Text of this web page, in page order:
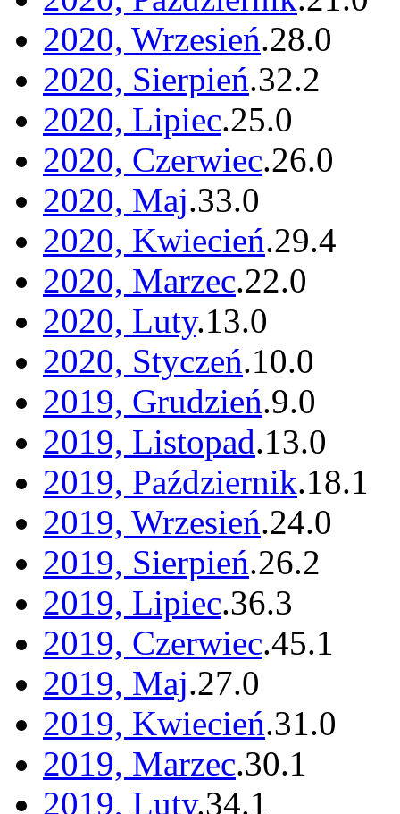
2020, Wrzesień.28.0
2020, Sierpień.32.2
2020, Lipiec.25.0
2020, Czerwiec.26.0
2020, Maj.33.0
2020, Kwiecień.29.4
2020, Marzec.22.0
2020, Luty.13.0
2020, Styczeń.10.0
2019, Grudzień.9.0
2019, Listopad.13.0
2019, Październik.18.1
2019, Wrzesień.24.0
2019, Sierpień.26.2
2019, Lipiec.36.3
2019, Czerwiec.45.1
2019, Maj.27.0
2019, Kwiecień.31.0
2019, Marzec.30.1
2019, Luty.34.1